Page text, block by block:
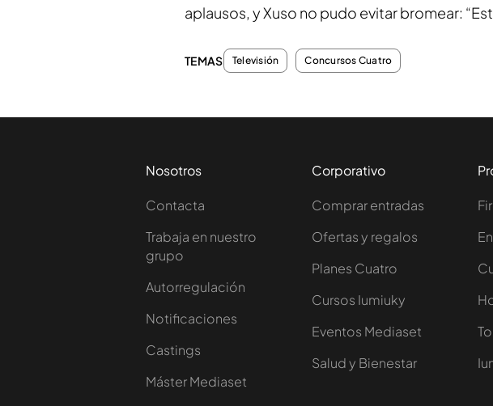
aplausos, y Xuso no pudo evitar bromear:
TEMAS Televisión Concursos Cuatro
Nosotros
Contacta
Trabaja en nuestro
grupo
Autorregulación
Notificaciones
Castings
Máster Mediaset
Corporativo
Comprar entradas
Ofertas y regalos
Planes Cuatro
Cursos Iumiuky
Eventos Mediaset
Salud y Bienestar